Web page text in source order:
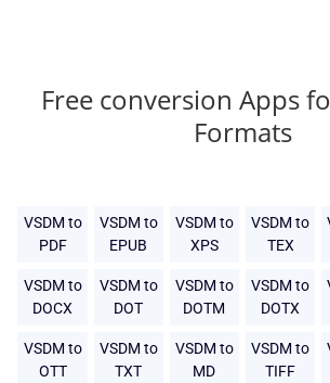
Free conversion Apps
Formats
VSDM to
PDF
VSDM to
EPUB
VSDM to
XPS
VSDM to
TEX
VSDM to
DOCX
VSDM to
DOT
VSDM to
DOTM
VSDM to
DOTX
VSDM to
OTT
VSDM to
TXT
VSDM to
MD
VSDM to
TIFF